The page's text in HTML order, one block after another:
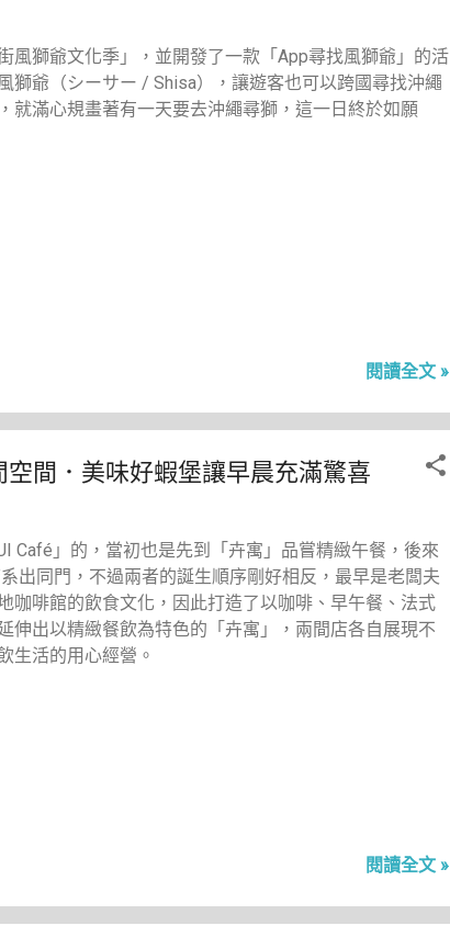
風獅爺文化季」，並開發了一款「App尋找風獅爺」的活
獅爺（シーサー / Shisa），讓遊客也可以跨國尋找沖繩
就滿心規畫著有一天要去沖繩尋獅，這一日終於如願
閱讀全文 »
間．美味好蝦堡讓早晨充滿驚喜
Café」的，當初也是先到「卉寓」品嘗精緻午餐，後來
出同門，不過兩者的誕生順序剛好相反，最早是老闆夫
咖啡館的飲食文化，因此打造了以咖啡、早午餐、法式
伸出以精緻餐飲為特色的「卉寓」，兩間店各自展現不
生活的用心經營。
閱讀全文 »